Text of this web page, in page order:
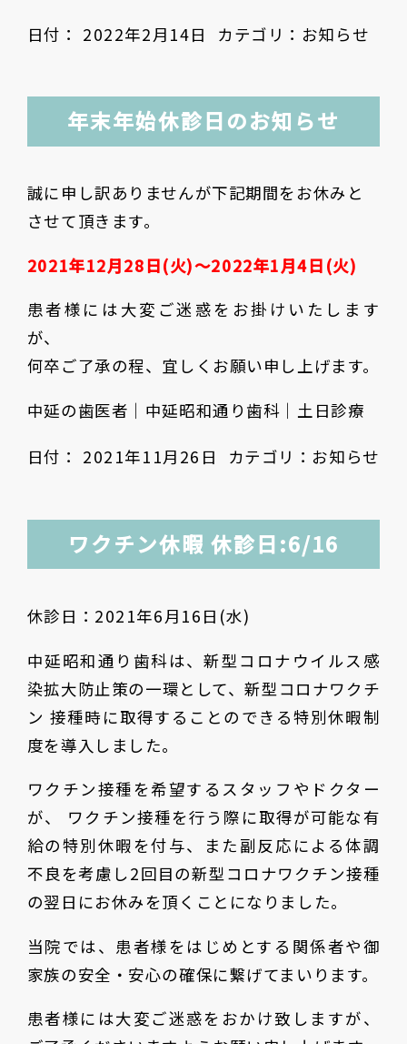
日付： 2022年2月14日 カテゴリ： お知らせ
年末年始休診日のお知らせ
誠に申し訳ありませんが下記期間をお休みと
させて頂きます。
2021年12月28日(火)〜2022年1月4日(火)
患者様には大変ご迷惑をお掛けいたします
が、
何卒ご了承の程、宜しくお願い申し上げます。
中延の歯医者｜中延昭和通り歯科｜土日診療
日付： 2021年11月26日 カテゴリ： お知らせ
ワクチン休暇 休診日:6/16
休診日： 2021年6月16日(水)
中延昭和通り歯科は、新型コロナウイルス感
染拡大防止策の一環として、新型コロナワクチ
ン 接種時に取得することのできる特別休暇制
度を導入しました。
ワクチン接種を希望するスタッフやドクター
が、 ワクチン接種を行う際に取得が可能な有
給の特別休暇を付与、また副反応による体調
不良を考慮し2回目の新型コロナワクチン接種
の翌日にお休みを頂くことになりました。
当院では、患者様をはじめとする関係者や御
家族の安全・安心の確保に繋げてまいります。
患者様には大変ご迷惑をおかけ致しますが、